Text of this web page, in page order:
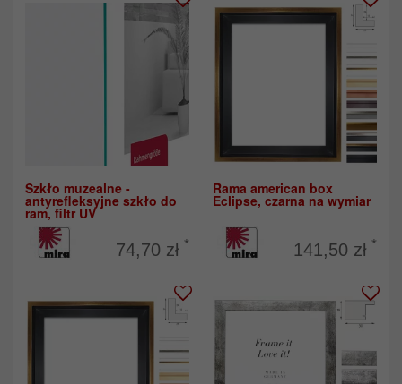
Szkło muzealne -
antyrefleksyjne szkło do
ram, filtr UV
74,70 zł *
Rama american box
Eclipse, czarna na wymiar
141,50 zł *